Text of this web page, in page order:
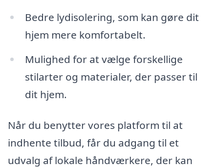
Bedre lydisolering, som kan gøre dit
hjem mere komfortabelt.
Mulighed for at vælge forskellige
stilarter og materialer, der passer til
dit hjem.
Når du benytter vores platform til at
indhente tilbud, får du adgang til et
udvalg af lokale håndværkere, der kan